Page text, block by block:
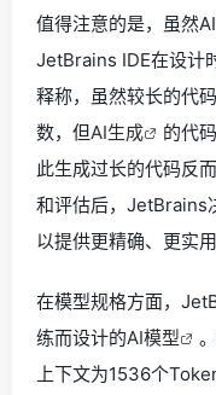
值得注意的是，虽然
JetBrains IDE在设计
释称，虽然较长的代
数，但AI生成
的代
此生成过长的代码反
和评估后，JetBrains
以提供更精确、更实
在模型规格方面，
练而设计的AI模型
上下文为1536个